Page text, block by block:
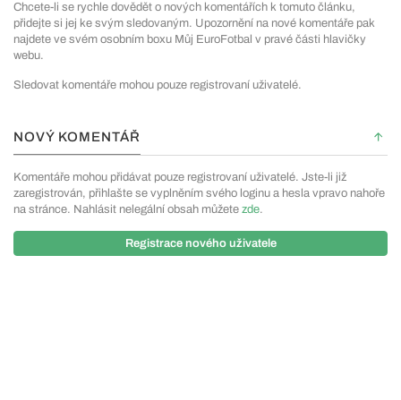
Chcete-li se rychle dovědět o nových komentářích k tomuto článku,
přidejte si jej ke svým sledovaným. Upozornění na nové komentáře pak
najdete ve svém osobním boxu Můj EuroFotbal v pravé části hlavičky
webu.
Sledovat komentáře mohou pouze registrovaní uživatelé.
NOVÝ KOMENTÁŘ
Komentáře mohou přidávat pouze registrovaní uživatelé. Jste-li již
zaregistrován, přihlašte se vyplněním svého loginu a hesla vpravo nahoře
na stránce. Nahlásit nelegální obsah můžete zde.
Registrace nového uživatele